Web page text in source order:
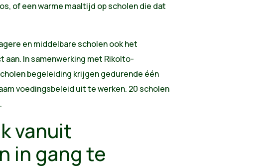
of een warme maaltijd op scholen die dat
en middelbare scholen ook het
aan. In samenwerking met Rikolto-
begeleiding krijgen gedurende één
voedingsbeleid uit te werken. 20 scholen
vanuit
in gang te